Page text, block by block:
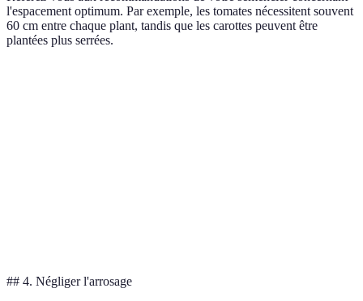
l'espacement optimum. Par exemple, les tomates nécessitent souvent
60 cm entre chaque plant, tandis que les carottes peuvent être
plantées plus serrées.
## 4. Négliger l'arrosage